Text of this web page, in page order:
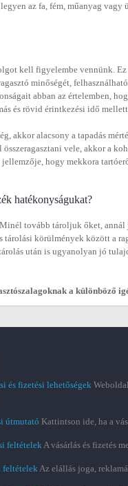
az fa, fém, műanyag vagy
kell figyelembe vennünk. Ez
minőségét,
abban az értelemben,
és rövid érintkezési idő
akkor alacsony a tapadás
vele, akkor a
hogy mekkora
hatékonyságukat?
tovább tároljuk őket,
körülmények között a
után is ugyanolyan jó
a különböző
és fizetési lehetőségek
útmutató Kattintson ide, ha a
feltételekA vásárlás és fizetés
feltételekAz elállás joga,